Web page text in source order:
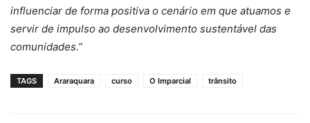
influenciar de forma positiva o cenário em que atuamos e
servir de impulso ao desenvolvimento sustentável das
comunidades.”
TAGS Araraquara curso O Imparcial trânsito